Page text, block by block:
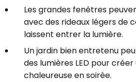
Les grandes fenêtres
avec des rideaux légers de
laissent entrer la lumière.
Un jardin bien entretenu
des lumières LED pour
chaleureuse en soirée.